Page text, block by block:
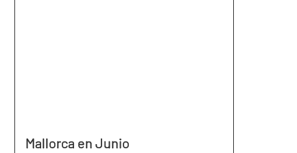
Mallorca en Junio